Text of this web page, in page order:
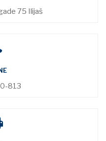
75 Ilijaš
813